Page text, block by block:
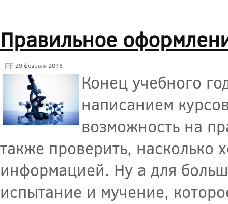
Правильное
29 февраля 2016
Конец учебного
написанием
возможность на
также проверить,
информацией. Ну а для
испытание и мучение,